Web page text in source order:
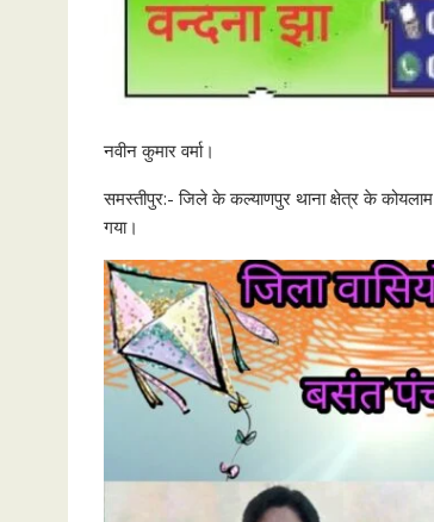
नवीन कुमार वर्मा।
समस्तीपुर:- जिले के कल्याणपुर थाना क्षेत्र के कोयलाम
गया।